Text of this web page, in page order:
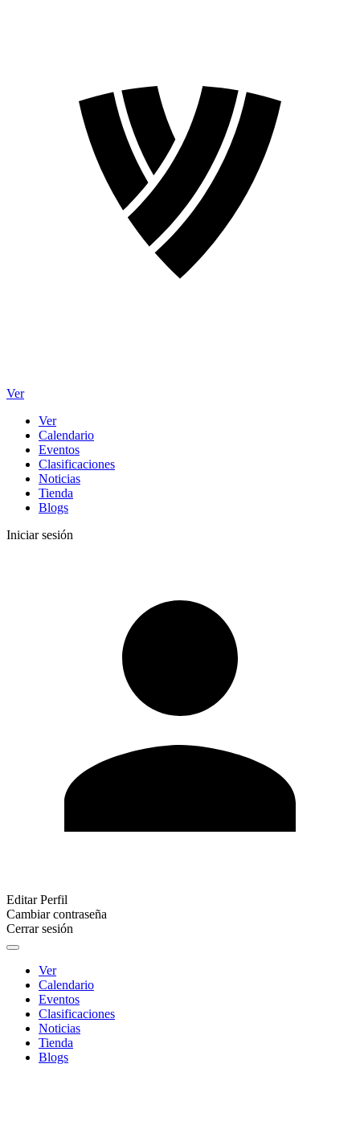
Ver
Ver
Calendario
Eventos
Clasificaciones
Noticias
Tienda
Blogs
Iniciar sesión
Editar Perfil
Cambiar contraseña
Cerrar sesión
Ver
Calendario
Eventos
Clasificaciones
Noticias
Tienda
Blogs